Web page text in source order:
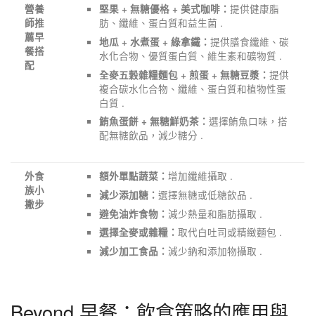
營養
師推
薦早
餐搭
配
堅果 + 無糖優格 + 美式咖啡：提供健康脂
肪、纖維、蛋白質和益生菌 .
地瓜 + 水煮蛋 + 綠拿鐵：提供膳食纖維、碳
水化合物、優質蛋白質、維生素和礦物質 .
全麥五穀雜糧麵包 + 煎蛋 + 無糖豆漿：提供
複合碳水化合物、纖維、蛋白質和植物性蛋
白質 .
鮪魚蛋餅 + 無糖鮮奶茶：選擇鮪魚口味，搭
配無糖飲品，減少糖分 .
外食
族小
撇步
額外單點蔬菜：增加纖維攝取 .
減少添加糖：選擇無糖或低糖飲品 .
避免油炸食物：減少熱量和脂肪攝取 .
選擇全麥或雜糧：取代白吐司或精緻麵包 .
減少加工食品：減少鈉和添加物攝取 .